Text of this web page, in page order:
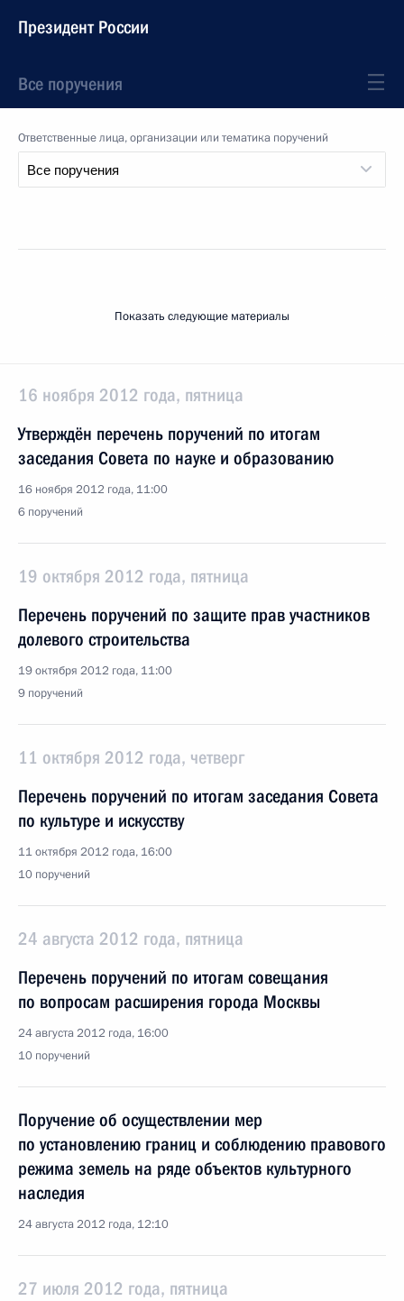
Президент России
Все поручения
Ответственные лица, организации или тематика поручений
Показать следующие материалы
16 ноября 2012 года, пятница
Утверждён перечень поручений по итогам
заседания Совета по науке и образованию
16 ноября 2012 года, 11:00
6 поручений
19 октября 2012 года, пятница
Перечень поручений по защите прав участников
долевого строительства
19 октября 2012 года, 11:00
9 поручений
11 октября 2012 года, четверг
Перечень поручений по итогам заседания Совета
по культуре и искусству
11 октября 2012 года, 16:00
10 поручений
24 августа 2012 года, пятница
Перечень поручений по итогам совещания
по вопросам расширения города Москвы
24 августа 2012 года, 16:00
10 поручений
Поручение об осуществлении мер
по установлению границ и соблюдению правового
режима земель на ряде объектов культурного
наследия
24 августа 2012 года, 12:10
27 июля 2012 года, пятница